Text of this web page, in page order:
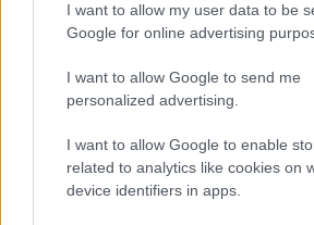
I want to allow my user data to be
Google for online advertising
I want to allow Google to send me
personalized advertising.
I want to allow Google to enable
related to analytics like cookies on
device identifiers in apps.